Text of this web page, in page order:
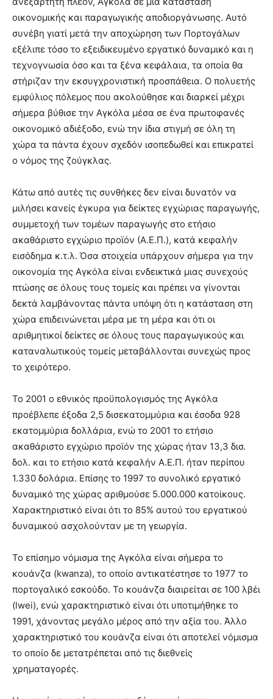
οικονομικής και παραγωγικής αποδιοργάνωσης. Αυτό
συνέβη γιατί μετά την αποχώρηση των Πορτογάλων
εξέλιπε τόσο το εξειδικευμένο εργατικό δυναμικό και η
τεχνογνωσία όσο και τα ξένα κεφάλαια, τα οποία θα
στήριζαν την εκσυγχρονιστική προσπάθεια. Ο πολυετής
εμφύλιος πόλεμος που ακολούθησε και διαρκεί μέχρι
σήμερα βύθισε την Αγκόλα μέσα σε ένα πρωτοφανές
οικονομικό αδιέξοδο, ενώ την ίδια στιγμή σε όλη τη
χώρα τα πάντα έχουν σχεδόν ισοπεδωθεί και επικρατεί
ο νόμος της ζούγκλας.
Κάτω από αυτές τις συνθήκες δεν είναι δυνατόν να
μιλήσει κανείς έγκυρα για δείκτες εγχώριας παραγωγής,
συμμετοχή των τομέων παραγωγής στο ετήσιο
ακαθάριστο εγχώριο προϊόν (Α.Ε.Π.), κατά κεφαλήν
εισόδημα κ.τ.λ. Όσα στοιχεία υπάρχουν σήμερα για την
οικονομία της Αγκόλα είναι ενδεικτικά μιας συνεχούς
πτώσης σε όλους τους τομείς και πρέπει να γίνονται
δεκτά λαμβάνοντας πάντα υπόψη ότι η κατάσταση στη
χώρα επιδεινώνεται μέρα με τη μέρα και ότι οι
αριθμητικοί δείκτες σε όλους τους παραγωγικούς και
καταναλωτικούς τομείς μεταβάλλονται συνεχώς προς
το χειρότερο.
Το 2001 ο εθνικός προϋπολογισμός της Αγκόλα
προέβλεπε έξοδα 2,5 δισεκατομμύρια και έσοδα 928
εκατομμύρια δολλάρια, ενώ το 2001 το ετήσιο
ακαθάριστο εγχώριο προϊόν της χώρας ήταν 13,3 δισ.
δολ. και το ετήσιο κατά κεφαλήν Α.Ε.Π. ήταν περίπου
1.330 δολάρια. Επίσης το 1997 το συνολικό εργατικό
δυναμικό της χώρας αριθμούσε 5.000.000 κατοίκους.
Χαρακτηριστικό είναι ότι το 85% αυτού του εργατικού
δυναμικού ασχολούνταν με τη γεωργία.
Το επίσημο νόμισμα της Αγκόλα είναι σήμερα το
κουάνζα (kwanza), το οποίο αντικατέστησε το 1977 το
πορτογαλικό εσκούδο. Το κουάνζα διαιρείται σε 100 λβέι
(lwei), ενώ χαρακτηριστικό είναι ότι υποτιμήθηκε το
1991, χάνοντας μεγάλο μέρος από την αξία του. Άλλο
χαρακτηριστικό του κουάνζα είναι ότι αποτελεί νόμισμα
το οποίο δε μετατρέπεται από τις διεθνείς
χρηματαγορές.